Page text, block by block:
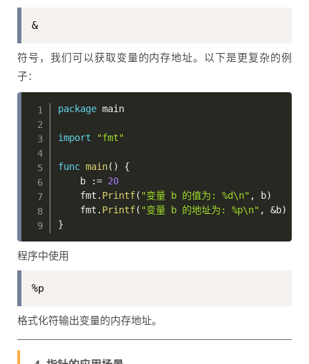
&
符号，我们可以获取变量的内存地址。以下是更复杂的例
子：
package main
import "fmt"
func main( )
{
    b
:= 20
    fmt
. Printf( "变量 b 的值为: %d\n" , b)
    fmt
. Printf( "变量 b 的地址为: %p\n" , &b)
}
程序中使用
%p
格式化符输出变量的内存地址。